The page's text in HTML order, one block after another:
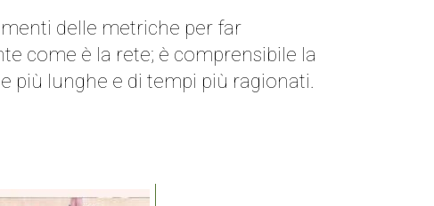
delle metriche per far
come è la rete; è comprensibile la
più lunghe e di tempi più ragionati.